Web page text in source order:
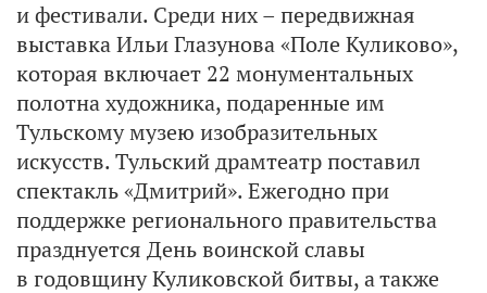
и фестивали. Среди них – передвижная
выставка Ильи Глазунова «Поле Куликово»,
которая включает 22 монументальных
полотна художника, подаренные им
Тульскому музею изобразительных
искусств. Тульский драмтеатр поставил
спектакль «Дмитрий». Ежегодно при
поддержке регионального правительства
празднуется День воинской славы
в годовщину Куликовской битвы, а также